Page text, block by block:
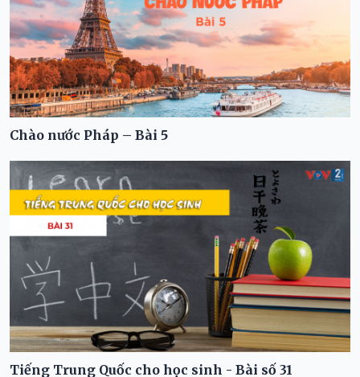
Chào nước Pháp – Bài 5
Tiếng Trung Quốc cho học sinh - Bài số 31